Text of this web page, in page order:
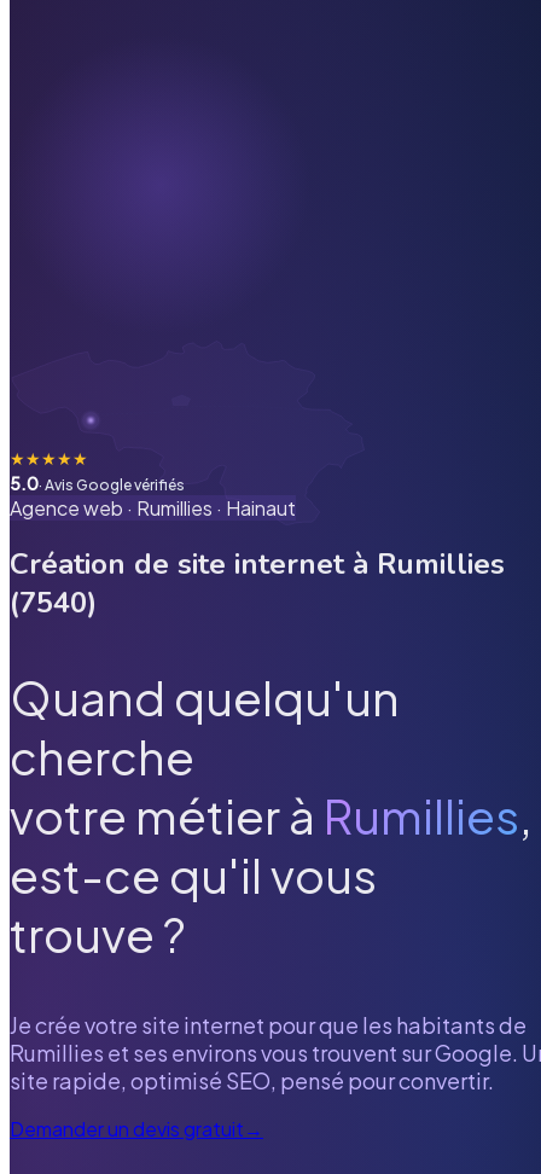
★★★★★
5.0· Avis Google vérifiés
Agence web · Rumillies · Hainaut
Création de site internet à Rumillies
(7540)
Quand quelqu'un
cherche
votre métier à Rumillies,
est-ce qu'il vous
trouve ?
Je crée votre site internet pour que les habitants de
Rumillies et ses environs vous trouvent sur Google.
site rapide, optimisé SEO, pensé pour convertir.
Demander un devis gratuit→